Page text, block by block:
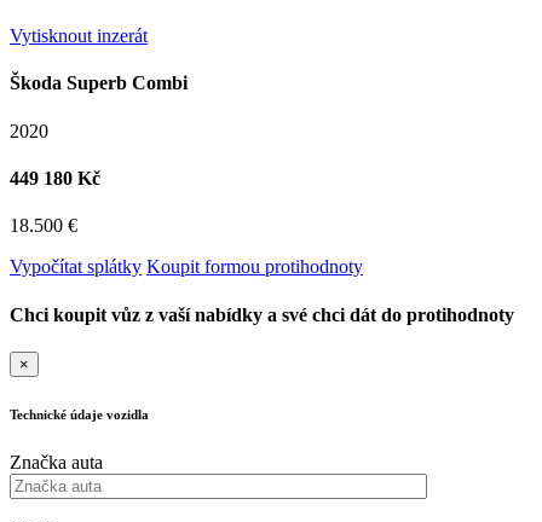
Vytisknout inzerát
Škoda Superb Combi
2020
449 180 Kč
18.500 €
Vypočítat splátky Koupit formou protihodnoty
Chci koupit vůz z vaší nabídky a své chci dát do protihodnoty
×
Technické údaje vozidla
Značka auta